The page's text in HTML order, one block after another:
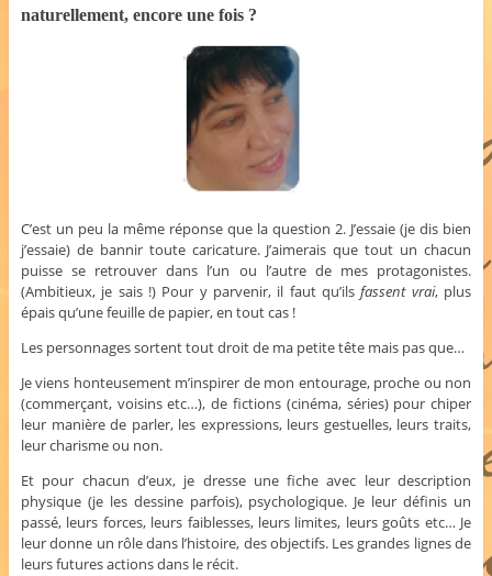
naturellement, encore une fois ?
C’est un peu la même réponse que la question 2. J’essaie (je dis bien
j’essaie) de bannir toute caricature. J’aimerais que tout un chacun
puisse se retrouver dans l’un ou l’autre de mes protagonistes.
(Ambitieux, je sais !) Pour y parvenir, il faut qu’ilsfassent vrai, plus
épais qu’une feuille de papier, en tout cas !
Les personnages sortent tout droit de ma petite tête mais pas que…
Je viens honteusement m’inspirer de mon entourage, proche ou non
(commerçant, voisins etc…), de fictions (cinéma, séries) pour chiper
leur manière de parler, les expressions, leurs gestuelles, leurs traits,
leur charisme ou non.
Et pour chacun d’eux, je dresse une fiche avec leur description
physique (je les dessine parfois), psychologique. Je leur définis un
passé, leurs forces, leurs faiblesses, leurs limites, leurs goûts etc… Je
leur donne un rôle dans l’histoire, des objectifs. Les grandes lignes de
leurs futures actions dans le récit.